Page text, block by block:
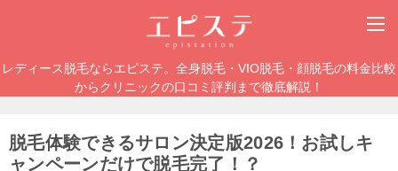
レディース脱毛ならエピステ。全身脱毛・VIO脱毛・顔脱毛の料金比較
からクリニックの口コミ評判まで徹底解説！
脱毛体験できるサロン決定版2026！お試しキ
ャンペーンだけで脱毛完了！？